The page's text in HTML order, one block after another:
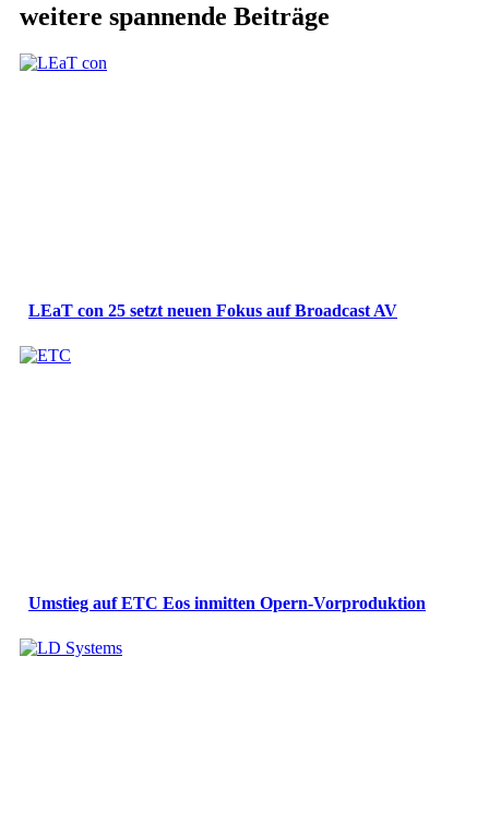
weitere spannende Beiträge
LEaT con 25 setzt neuen Fokus auf Broadcast AV
Umstieg auf ETC Eos inmitten Opern-Vorproduktion